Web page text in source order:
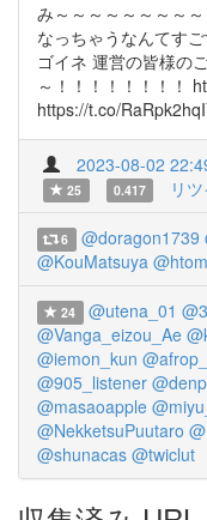
み～～～～～～～～
なっちゃうなんてす
ゴイネ 運営の皆様の
～！！！！！！！！
https://t.co/
2023-08-02
25
0.417 リ
6 @doragon1739
@KouMatsuya
24 @utena_01
@Vanga_eizou_Ae
@iemon_kun
@905_listener
@masaoapple
@NekketsuPuutaro
@shunacas @twiclut